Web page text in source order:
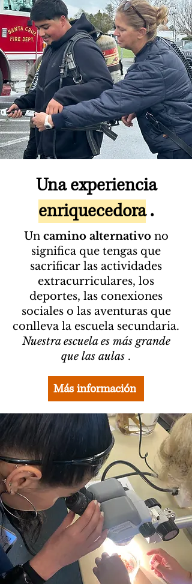
Una experiencia
enriquecedora.
Un camino alternativono
significa que tengas que
sacrificar las actividades
extracurriculares, los
deportes, las conexiones
sociales o las aventuras que
conlleva la escuela secundaria.
Nuestra escuela es más grande
que las aulas .
Más información